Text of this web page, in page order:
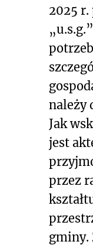
2025 r.
należy
Jak
jest
przez
gminy.